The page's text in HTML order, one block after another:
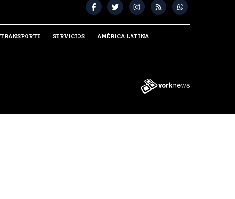
TRANSPORTE SERVICIOS
AMÉRICA LATINA